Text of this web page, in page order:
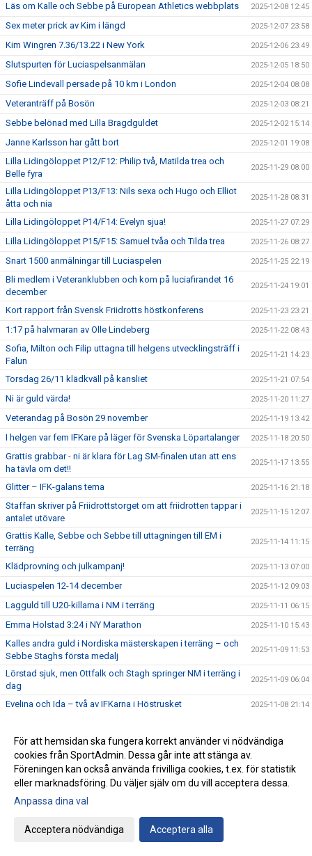
Läs om Kalle och Sebbe på European Athletics webbplats 2025-12-08 12:45
Sex meter prick av Kim i längd 2025-12-07 23:58
Kim Wingren 7.36/13.22 i New York 2025-12-06 23:49
Slutspurten för Luciaspelsanmälan 2025-12-05 18:50
Sofie Lindevall persade på 10 km i London 2025-12-04 08:08
Veteranträff på Bosön 2025-12-03 08:21
Sebbe belönad med Lilla Bragdguldet 2025-12-02 15:14
Janne Karlsson har gått bort 2025-12-01 19:08
Lilla Lidingöloppet P12/F12: Philip två, Matilda trea och
Belle fyra
2025-11-29 08:00
Lilla Lidingöloppet P13/F13: Nils sexa och Hugo och Elliot
åtta och nia
2025-11-28 08:31
Lilla Lidingöloppet P14/F14: Evelyn sjua! 2025-11-27 07:29
Lilla Lidingöloppet P15/F15: Samuel tvåa och Tilda trea 2025-11-26 08:27
Snart 1500 anmälningar till Luciaspelen 2025-11-25 22:19
Bli medlem i Veteranklubben och kom på luciafirandet 16
december
2025-11-24 19:01
Kort rapport från Svensk Friidrotts höstkonferens 2025-11-23 23:21
1:17 på halvmaran av Olle Lindeberg 2025-11-22 08:43
Sofia, Milton och Filip uttagna till helgens utvecklingsträff i
Falun
2025-11-21 14:23
Torsdag 26/11 klädkväll på kansliet 2025-11-21 07:54
Ni är guld värda! 2025-11-20 11:27
Veterandag på Bosön 29 november 2025-11-19 13:42
I helgen var fem IFKare på läger för Svenska Löpartalanger 2025-11-18 20:50
Grattis grabbar - ni är klara för Lag SM-finalen utan att ens
ha tävla om det!!
2025-11-17 13:55
Glitter – IFK-galans tema 2025-11-16 21:18
Staffan skriver på Friidrottstorget om att friidrotten tappar i
antalet utövare
2025-11-15 12:07
Grattis Kalle, Sebbe och Sebbe till uttagningen till EM i
terräng
2025-11-14 11:15
Klädprovning och julkampanj! 2025-11-13 07:00
Luciaspelen 12-14 december 2025-11-12 09:03
Lagguld till U20-killarna i NM i terräng 2025-11-11 06:15
Emma Holstad 3:24 i NY Marathon 2025-11-10 15:43
Kalles andra guld i Nordiska mästerskapen i terräng – och
Sebbe Staghs första medalj
2025-11-09 11:53
Lörstad sjuk, men Ottfalk och Stagh springer NM i terräng i
dag
2025-11-09 06:04
Evelina och Ida – två av IFKarna i Höstrusket 2025-11-08 21:14
terränglöpning
Peter Woll fick Lasse Dahlstedts funktionärspris
Save the date – IFK-galan byter datum till 23 januari 2025-11-06 07:21
Årets fjärde Bulle är ute nu
För att hemsidan ska fungera korrekt använder vi nödvändiga
cookies från SportAdmin. Dessa går inte att stänga av.
Föreningen kan också använda frivilliga cookies, t.ex. för statistik
eller marknadsföring. Du väljer själv om du vill acceptera dessa.
Anpassa dina val
Acceptera nödvändiga Acceptera alla